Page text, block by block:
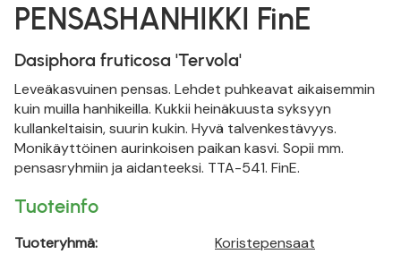
PENSASHANHIKKI FinE
Dasiphora fruticosa 'Tervola'
Leveäkasvuinen pensas. Lehdet puhkeavat aikaisemmin
kuin muilla hanhikeilla. Kukkii heinäkuusta syksyyn
kullankeltaisin, suurin kukin. Hyvä talvenkestävyys.
Monikäyttöinen aurinkoisen paikan kasvi. Sopii mm.
pensasryhmiin ja aidanteeksi. TTA-541. FinE.
Tuoteinfo
Tuoteryhmä:
Koristepensaat